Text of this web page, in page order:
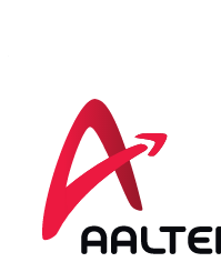
Aalter